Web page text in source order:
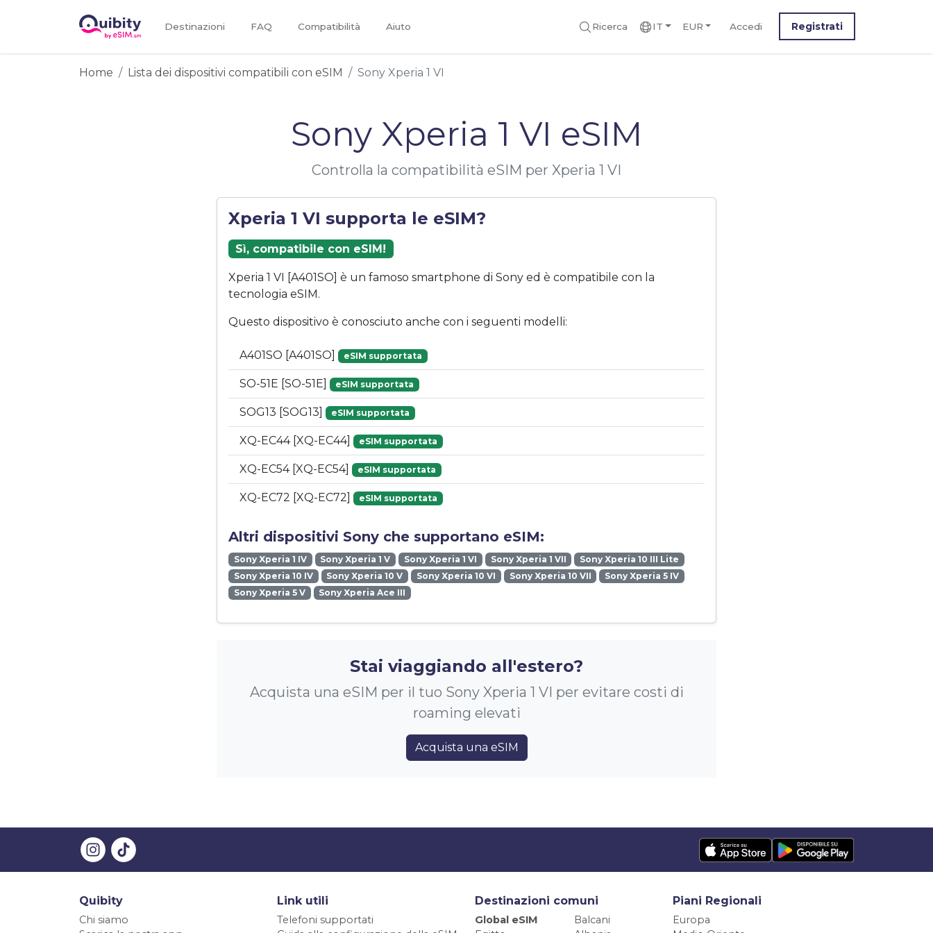
Destinazioni FAQ Compatibilità Aiuto Ricerca IT EUR Accedi Registrati
Home Lista dei dispositivi compatibili con eSIM Sony Xperia 1 VI
Sony Xperia 1 VI eSIM
Controlla la compatibilità eSIM per Xperia 1 VI
Xperia 1 VI supporta le eSIM?
Sì, compatibile con eSIM!
Xperia 1 VI [A401SO] è un famoso smartphone di Sony ed è compatibile con la
tecnologia eSIM.
Questo dispositivo è conosciuto anche con i seguenti modelli:
A401SO [A401SO] eSIM supportata
SO-51E [SO-51E] eSIM supportata
SOG13 [SOG13] eSIM supportata
XQ-EC44 [XQ-EC44] eSIM supportata
XQ-EC54 [XQ-EC54] eSIM supportata
XQ-EC72 [XQ-EC72] eSIM supportata
Altri dispositivi Sony che supportano eSIM:
Sony Xperia 1 IV Sony Xperia 1 V Sony Xperia 1 VI Sony Xperia 1 VII
Sony Xperia 10 III Lite
Sony Xperia 10 IV
Sony Xperia 10 V Sony Xperia 10 VI Sony Xperia 10 VII
Sony Xperia 5 IV
Sony Xperia 5 V
Sony Xperia Ace III
Stai viaggiando all'estero?
Acquista una eSIM per il tuo Sony Xperia 1 VI per evitare costi di
roaming elevati
Acquista una eSIM
Quibity
Chi siamo
Link utili
Telefoni supportati
Destinazioni comuni
Global eSIM
Balcani
Piani Regionali
Europa